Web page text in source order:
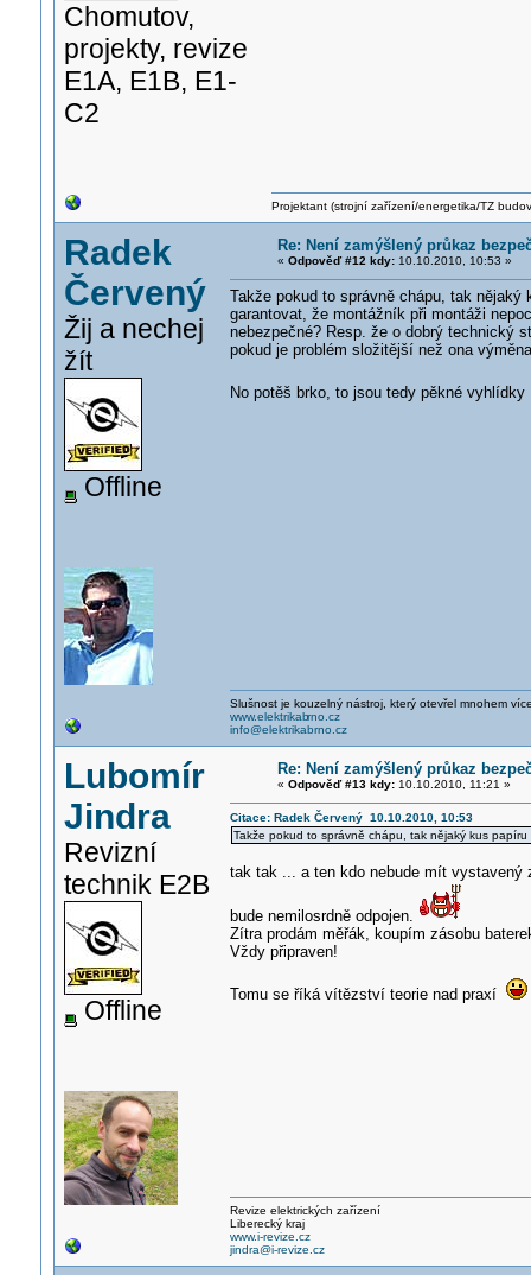
Chomutov,
projekty, revize
E1A, E1B, E1-
C2
Projektant (strojní zařízení/energetika/TZ
Radek
Červený
Žij a nechej
žít
Offline
Re: Není zamýšlený průkaz
« Odpověď #12 kdy:10.10.2010, 10:53 »
Takže pokud to správně chápu, tak
garantovat, že montážník při montáži
nebezpečné? Resp. že o dobrý technický
pokud je problém složitější než ona
No potěš brko, to jsou tedy pěkné
Slušnost je kouzelný nástroj, který otevřel mnohem
www.elektrikabrno.cz
info@elektrikabrno.cz
Lubomír
Jindra
Revizní
technik E2B
Offline
Re: Není zamýšlený průkaz
« Odpověď #13 kdy:10.10.2010, 11:21 »
Citace: Radek Červený 10.10.2010, 10:53
Takže pokud to správně chápu, tak nějaký kus
tak tak ... a ten kdo nebude mít vystavený
bude nemilosrdně odpojen.
Zítra prodám měřák, koupím zásobu
Vždy připraven!
Tomu se říká vítězství teorie nad praxí
Revize elektrických zařízení
Liberecký kraj
www.i-revize.cz
jindra@i-revize.cz